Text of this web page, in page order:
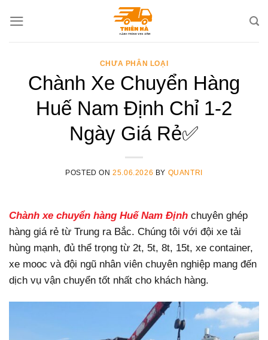
CHƯA PHÂN LOẠI
Chành Xe Chuyển Hàng
Huế Nam Định Chỉ 1-2
Ngày Giá Rẻ✅
POSTED ON25.06.2026 BY QUANTRI
Chành xe chuyển hàng Huế Nam Định chuyên ghép
hàng giá rẻ từ Trung ra Bắc. Chúng tôi với đội xe tải
hùng mạnh, đủ thể trọng từ 2t, 5t, 8t, 15t, xe container,
xe mooc và đội ngũ nhân viên chuyên nghiệp mang đến
dịch vụ vận chuyển tốt nhất cho khách hàng.